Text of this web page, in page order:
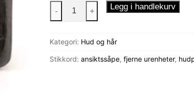
Aleppo
Såpe
Beroia
antall
- + Legg i handlekurv
Kategori: Hud og hår
Stikkord: ansiktssåpe, fjerne urenheter,